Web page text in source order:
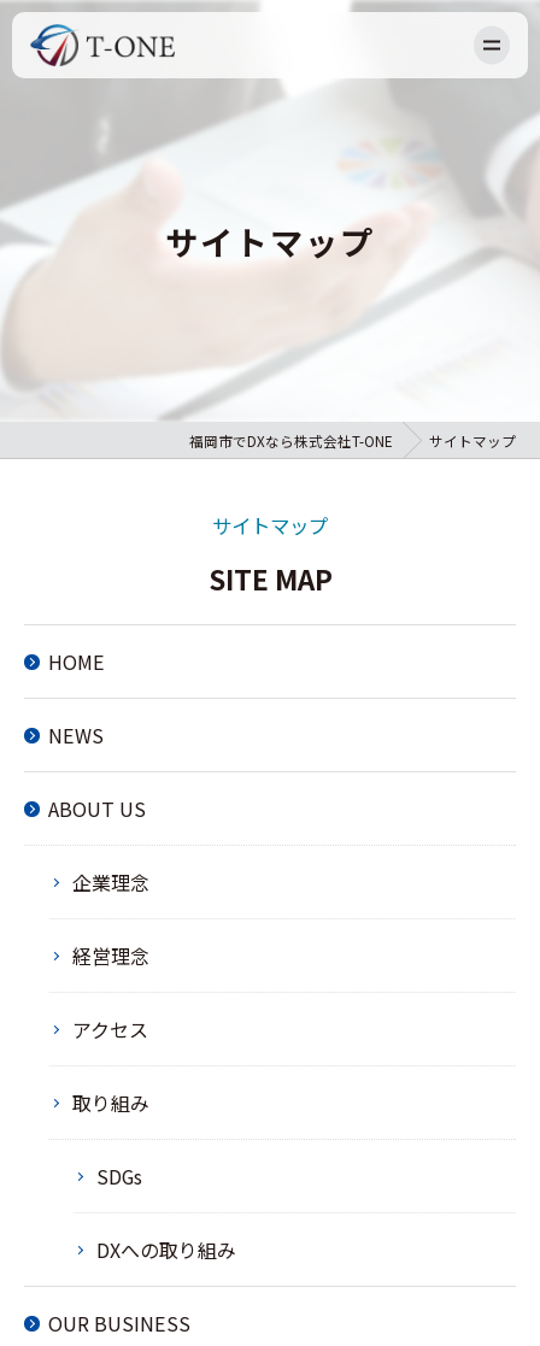
ABOUT US
OUR BUSINESS
CONTACT
サイトマップ
福岡市でDXなら株式会社T-ONE サイトマップ
サイトマップ
SITE MAP
HOME
NEWS
ABOUT US
企業理念
経営理念
アクセス
取り組み
SDGs
DXへの取り組み
OUR BUSINESS